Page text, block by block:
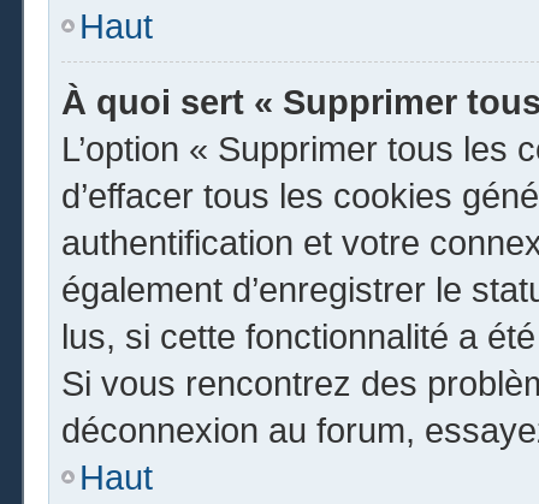
Haut
À quoi sert « Supprimer
L’option « Supprimer tous les
d’effacer tous les cookies
authentification et votre
également d’enregistrer le
lus, si cette fonctionnalité a
Si vous rencontrez des
déconnexion au forum,
Haut